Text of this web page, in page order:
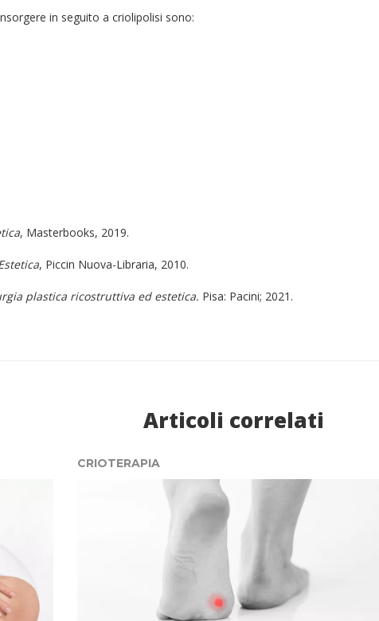
in seguito a criolipolisi sono:
, Masterbooks, 2019.
, Piccin Nuova-Libraria, 2010.
plastica ricostruttiva ed estetica. Pisa: Pacini; 2021.
Articoli correlati
CRIOTERAPIA